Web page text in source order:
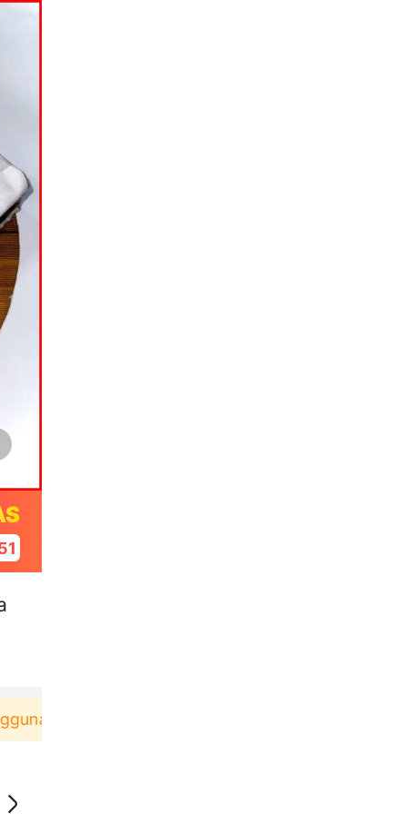
baru berbelanja di aplikasi Akulaku bisa dapat